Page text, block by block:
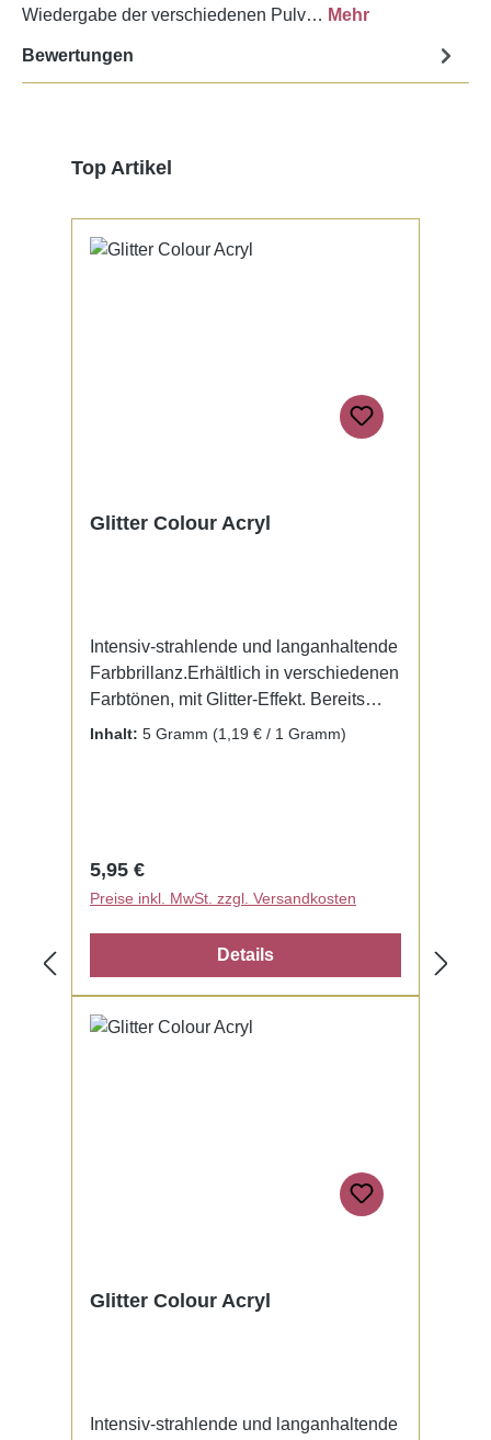
Wiedergabe der verschiedenen Pulv… Mehr
Bewertungen
Produktgalerie überspringen
Top Artikel
Glitter Colour Acryl
Intensiv-strahlende und langanhaltende
Farbbrillanz.Erhältlich in verschiedenen
Farbtönen, mit Glitter-Effekt. Bereits
fertig zur Benutzung mit Liquid. Kein
Inhalt: 5 Gramm (1,19 € / 1 Gramm)
Regulärer Preis:
5,95 €
Preise inkl. MwSt. zzgl. Versandkosten
Details
Glitter Colour Acryl
Intensiv-strahlende und langanhaltende